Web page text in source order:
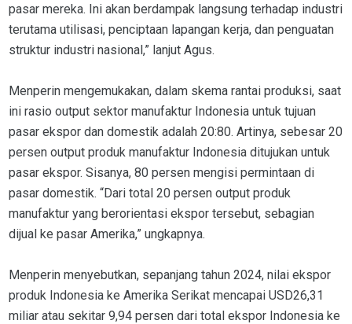
pasar mereka. Ini akan berdampak langsung terhadap industri
terutama utilisasi, penciptaan lapangan kerja, dan penguatan
struktur industri nasional,” lanjut Agus.
Menperin mengemukakan, dalam skema rantai produksi, saat
ini rasio output sektor manufaktur Indonesia untuk tujuan
pasar ekspor dan domestik adalah 20:80. Artinya, sebesar 20
persen output produk manufaktur Indonesia ditujukan untuk
pasar ekspor. Sisanya, 80 persen mengisi permintaan di
pasar domestik. “Dari total 20 persen output produk
manufaktur yang berorientasi ekspor tersebut, sebagian
dijual ke pasar Amerika,” ungkapnya.
Menperin menyebutkan, sepanjang tahun 2024, nilai ekspor
produk Indonesia ke Amerika Serikat mencapai USD26,31
miliar atau sekitar 9,94 persen dari total ekspor Indonesia ke